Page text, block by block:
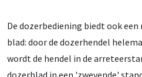
De dozerbediening biedt ook
blad: door de dozerhendel
wordt de hendel in de
dozerblad in een 'zwevende'